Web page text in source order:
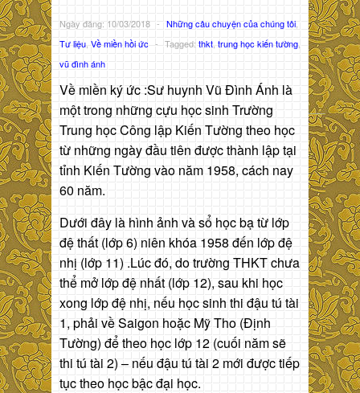
Ngày đăng: 10/03/2018 - Những câu chuyện của chúng tôi
Tư liệu Về miền hồi ức - Tagged:thkt trung học kiến tường
vũ đình ánh
Về miền ký ức :Sư huynh Vũ Đình Ánh là
một trong những cựu học sinh Trường
Trung học Công lập Kiến Tường theo học
từ những ngày đầu tiên được thành lập tại
tỉnh Kiến Tường vào năm 1958, cách nay
60 năm.
Dưới đây là hình ảnh và sổ học bạ từ lớp
đệ thất (lớp 6) niên khóa 1958 đến lớp đệ
nhị (lớp 11) .Lúc đó, do trường THKT chưa
thể mở lớp đệ nhất (lớp 12), sau khi học
xong lớp đệ nhị, nếu học sinh thi đậu tú tài
1, phải về Saigon hoặc Mỹ Tho (Định
Tường) để theo học lớp 12 (cuối năm sẽ
thi tú tài 2) – nếu đậu tú tài 2 mới được tiếp
tục theo học bậc đại học.